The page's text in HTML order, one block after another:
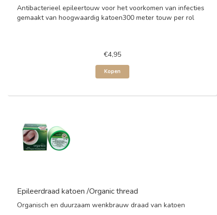
Antibacterieel epileertouw voor het voorkomen van infecties
gemaakt van hoogwaardig katoen300 meter touw per rol
€4,95
Kopen
Epileerdraad katoen /Organic thread
Organisch en duurzaam wenkbrauw draad van katoen